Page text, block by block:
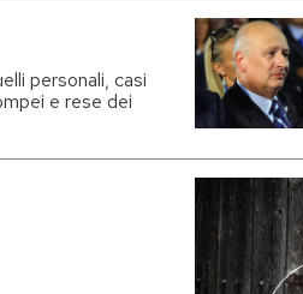
personali, casi
e rese dei